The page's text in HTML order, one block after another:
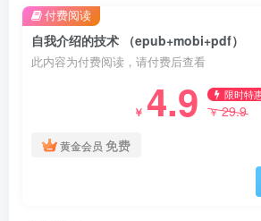
自我介绍的技术 （epub+mobi+pdf）
此内容为付费阅读，请付费后查看
￥ 4.9 限时特
￥29.9
黄金会员 免费
付费阅读